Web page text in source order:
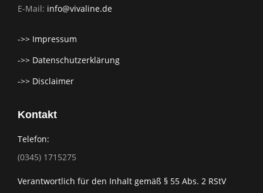
E-Mail: info@vivaline.de
->> Impressum
->> Datenschutzerklärung
->> Disclaimer
Kontakt
Telefon:
(0345) 1715275
Verantwortlich für den Inhalt gemäß § 55 Abs. 2 RStV